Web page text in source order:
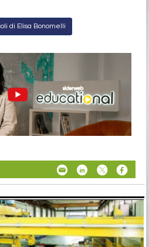
di Elisa Bonomelli